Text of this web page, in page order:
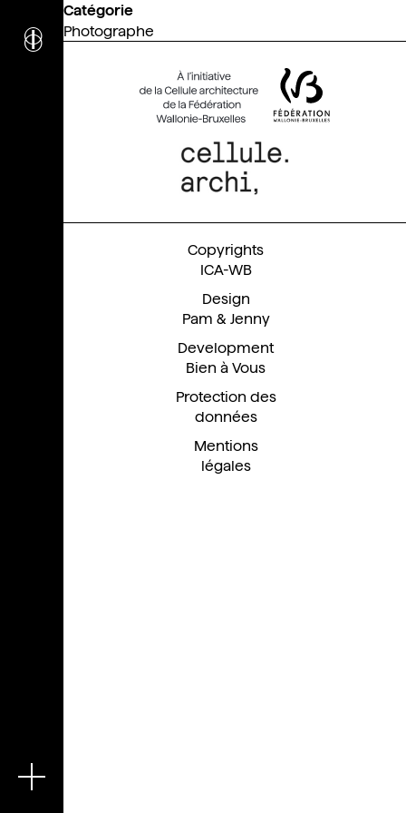
i nstitutculturel
rchitecture
Wallonie-Bruxelles
Catégorie
Photographe
ICA-WB
Pam & Jenny
Bien à Vous
Protection des
données
Mentions
légales